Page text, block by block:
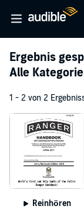
Ergebnis
Alle
1 - 2 von 2
Reinhören